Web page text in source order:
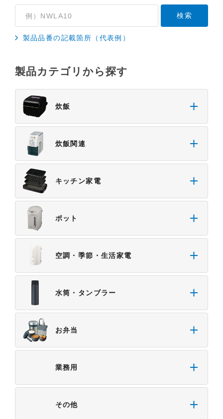
製品品番の記載箇所（代表例）
製品カテゴリから探す
炊飯
炊飯関連
キッチン家電
ポット
空調・季節・生活家電
水筒・タンブラー
お弁当
業務用
その他